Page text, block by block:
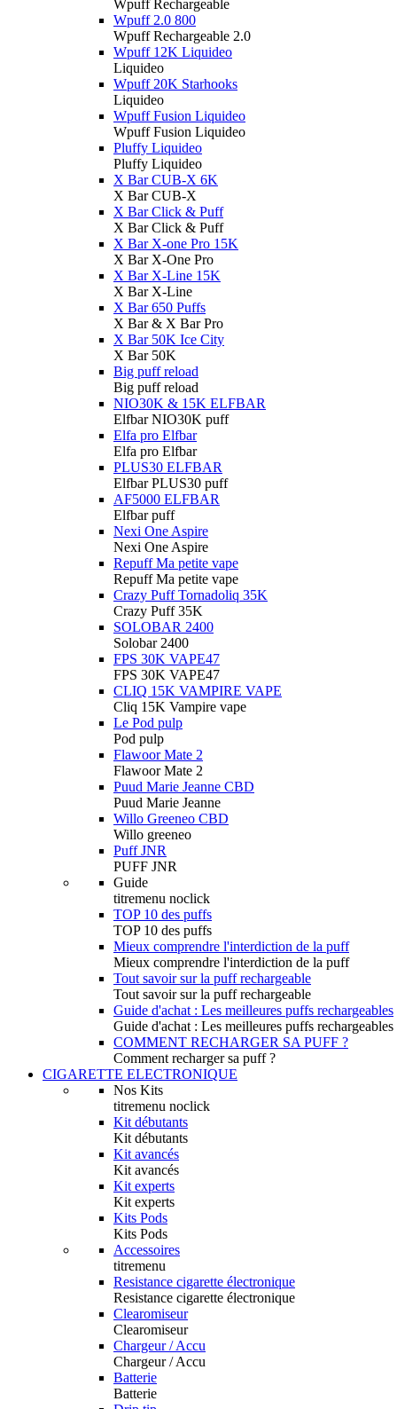
Wpuff Rechargeable
Wpuff 2.0 800
Wpuff Rechargeable 2.0
Wpuff 12K Liquideo
Liquideo
Wpuff 20K Starhooks
Liquideo
Wpuff Fusion Liquideo
Wpuff Fusion Liquideo
Pluffy Liquideo
Pluffy Liquideo
X Bar CUB-X 6K
X Bar CUB-X
X Bar Click & Puff
X Bar Click & Puff
X Bar X-one Pro 15K
X Bar X-One Pro
X Bar X-Line 15K
X Bar X-Line
X Bar 650 Puffs
X Bar & X Bar Pro
X Bar 50K Ice City
X Bar 50K
Big puff reload
Big puff reload
NIO30K & 15K ELFBAR
Elfbar NIO30K puff
Elfa pro Elfbar
Elfa pro Elfbar
PLUS30 ELFBAR
Elfbar PLUS30 puff
AF5000 ELFBAR
Elfbar puff
Nexi One Aspire
Nexi One Aspire
Repuff Ma petite vape
Repuff Ma petite vape
Crazy Puff Tornadoliq 35K
Crazy Puff 35K
SOLOBAR 2400
Solobar 2400
FPS 30K VAPE47
FPS 30K VAPE47
CLIQ 15K VAMPIRE VAPE
Cliq 15K Vampire vape
Le Pod pulp
Pod pulp
Flawoor Mate 2
Flawoor Mate 2
Puud Marie Jeanne CBD
Puud Marie Jeanne
Willo Greeneo CBD
Willo greeneo
Puff JNR
PUFF JNR
Guide
titremenu noclick
TOP 10 des puffs
TOP 10 des puffs
Mieux comprendre l'interdiction de la puff
Mieux comprendre l'interdiction de la puff
Tout savoir sur la puff rechargeable
Tout savoir sur la puff rechargeable
Guide d'achat : Les meilleures puffs rechargeables
Guide d'achat : Les meilleures puffs rechargeables
COMMENT RECHARGER SA PUFF ?
Comment recharger sa puff ?
CIGARETTE ELECTRONIQUE
Nos Kits
titremenu noclick
Kit débutants
Kit débutants
Kit avancés
Kit avancés
Kit experts
Kit experts
Kits Pods
Kits Pods
Accessoires
titremenu
Resistance cigarette électronique
Resistance cigarette électronique
Clearomiseur
Clearomiseur
Chargeur / Accu
Chargeur / Accu
Batterie
Batterie